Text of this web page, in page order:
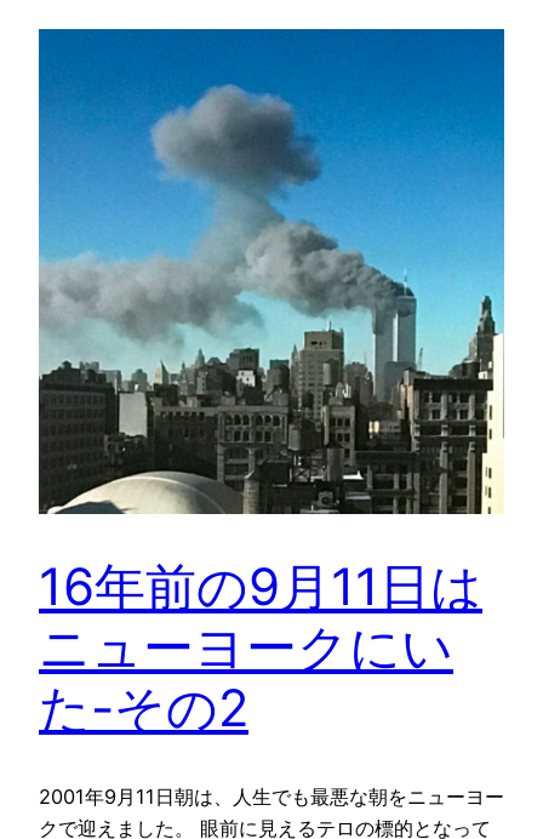
16年前の9月11日は
ニューヨークにい
た-その2
2001年9月11日朝は、人生でも最悪な朝をニューヨー
クで迎えました。 眼前に見えるテロの標的となって